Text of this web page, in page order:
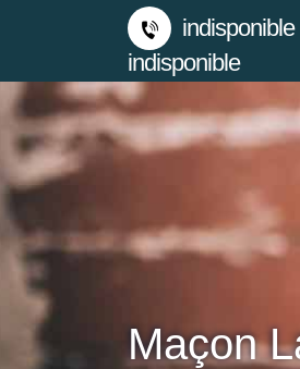
indisponible
indisponible
Maçon